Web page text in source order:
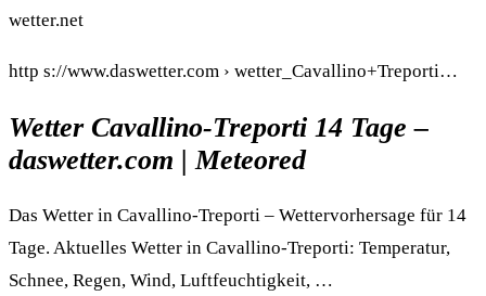
wetter.net
http s://www.daswetter.com › wetter_Cavallino+Treporti…
Wetter Cavallino-Treporti 14 Tage –
daswetter.com | Meteored
Das Wetter in Cavallino-Treporti – Wettervorhersage für 14
Tage. Aktuelles Wetter in Cavallino-Treporti: Temperatur,
Schnee, Regen, Wind, Luftfeuchtigkeit, …